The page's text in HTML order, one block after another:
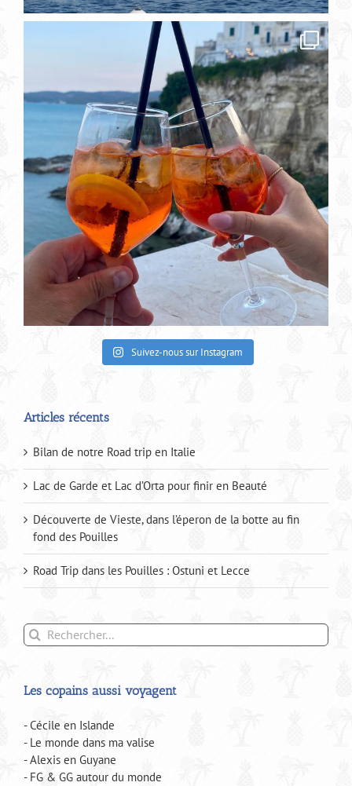
Suivez-nous sur Instagram
Articles récents
Bilan de notre Road trip en Italie
Lac de Garde et Lac d’Orta pour finir en Beauté
Découverte de Vieste, dans l’éperon de la botte au fin
fond des Pouilles
Road Trip dans les Pouilles : Ostuni et Lecce
Rechercher:
Les copains aussi voyagent
- Cécile en Islande
- Le monde dans ma valise
- Alexis en Guyane
- FG & GG autour du monde